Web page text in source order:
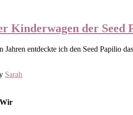
Kinderwagen der Seed
Jahren entdeckte ich den Seed Papilio
Sarah